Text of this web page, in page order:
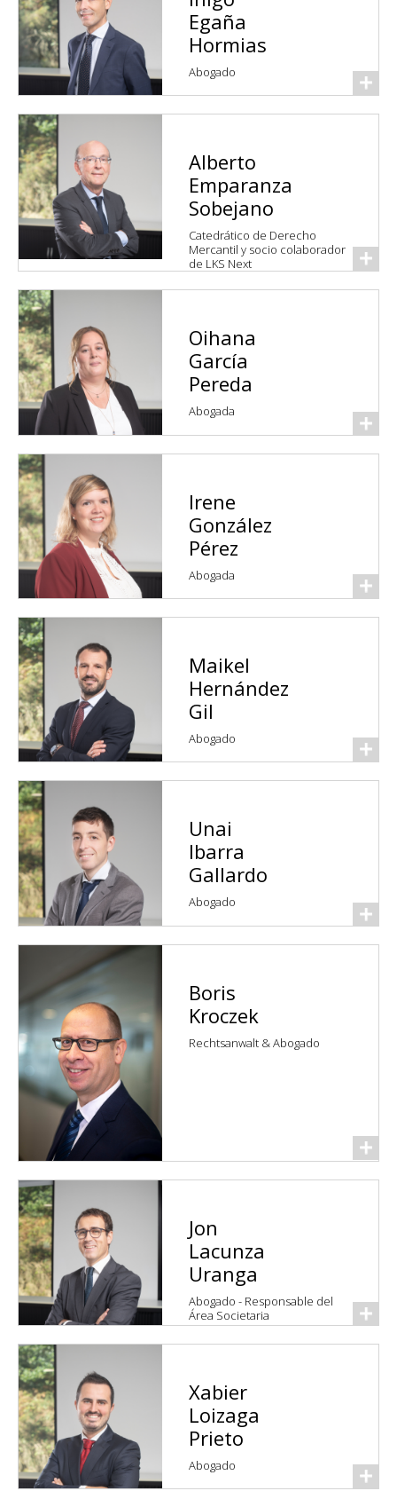
Egaña
Hormias
Abogado
Alberto
Emparanza
Sobejano
Catedrático de Derecho
Mercantil y socio colaborador
de LKS Next
Oihana
García
Pereda
Abogada
Irene
González
Pérez
Abogada
Maikel
Hernández
Gil
Abogado
Unai
Ibarra
Gallardo
Abogado
Boris
Kroczek
Rechtsanwalt & Abogado
Jon
Lacunza
Uranga
Abogado - Responsable del
Área Societaria
Xabier
Loizaga
Prieto
Abogado